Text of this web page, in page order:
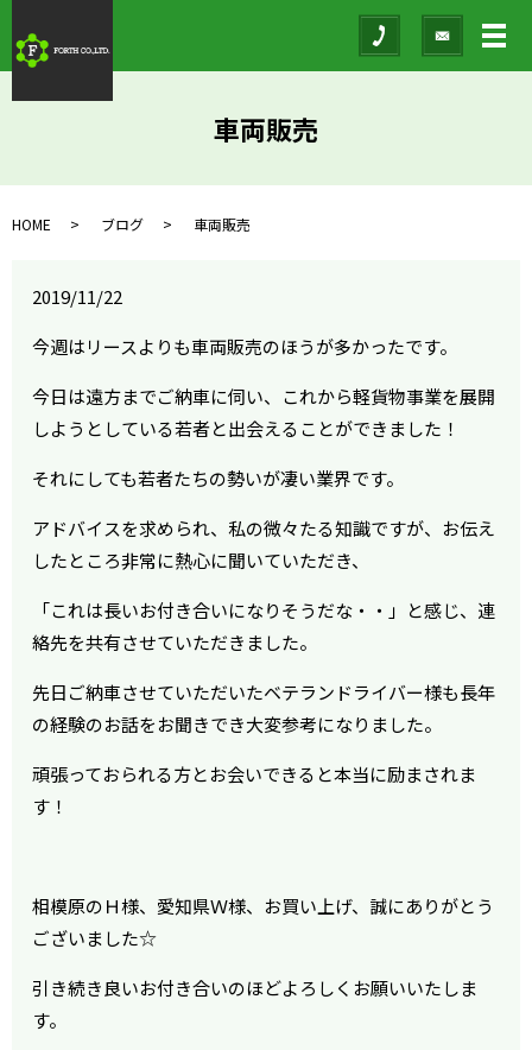
メ
車両販売
HOME ブログ 車両販売
2019/11/22
今週はリースよりも車両販売のほうが多かったです。
今日は遠方までご納車に伺い、これから軽貨物事業を展開
しようとしている若者と出会えることができました！
それにしても若者たちの勢いが凄い業界です。
アドバイスを求められ、私の微々たる知識ですが、お伝え
したところ非常に熱心に聞いていただき、
「これは長いお付き合いになりそうだな・・」と感じ、連
絡先を共有させていただきました。
先日ご納車させていただいたベテランドライバー様も長年
の経験のお話をお聞きでき大変参考になりました。
頑張っておられる方とお会いできると本当に励まされま
す！
相模原のＨ様、愛知県Ｗ様、お買い上げ、誠にありがとう
ございました☆
引き続き良いお付き合いのほどよろしくお願いいたしま
す。